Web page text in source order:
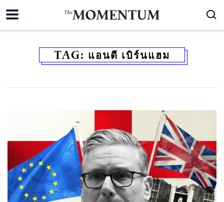
TAG: แอนดี เบิร์นแฮม